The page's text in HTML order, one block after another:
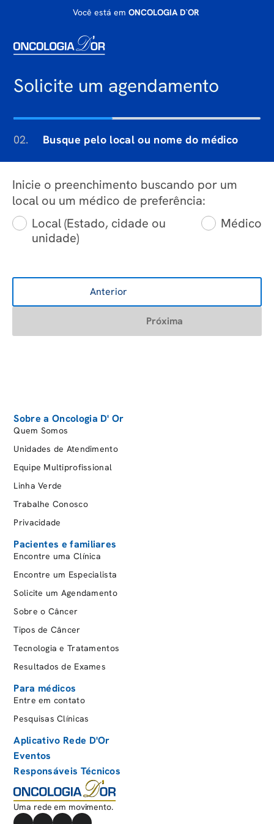
Você está em ONCOLOGIA D`OR
Solicite um agendamento
02. Busque pelo local ou nome do médico
Inicie o preenchimento buscando por um
local ou um médico de preferência:
Local (Estado, cidade ou
unidade)
Médico
Anterior
Próxima
Sobre a Oncologia D' Or
Quem Somos
Unidades de Atendimento
Equipe Multiprofissional
Linha Verde
Trabalhe Conosco
Privacidade
Pacientes e familiares
Encontre uma Clínica
Encontre um Especialista
Solicite um Agendamento
Sobre o Câncer
Tipos de Câncer
Tecnologia e Tratamentos
Resultados de Exames
Para médicos
Entre em contato
Pesquisas Clínicas
Aplicativo Rede D'Or
Eventos
Responsáveis Técnicos
Uma rede em movimento.